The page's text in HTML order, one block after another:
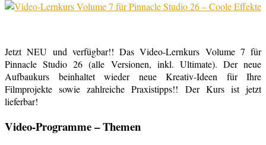
Jetzt NEU und verfügbar!! Das Video-Lernkurs Volume 7 für
Pinnacle Studio 26 (alle Versionen, inkl. Ultimate). Der neue
Aufbaukurs beinhaltet wieder neue Kreativ-Ideen für Ihre
Filmprojekte sowie zahlreiche Praxistipps!! Der Kurs ist jetzt
lieferbar!
Video-Programme – Themen